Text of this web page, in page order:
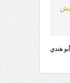
هندي